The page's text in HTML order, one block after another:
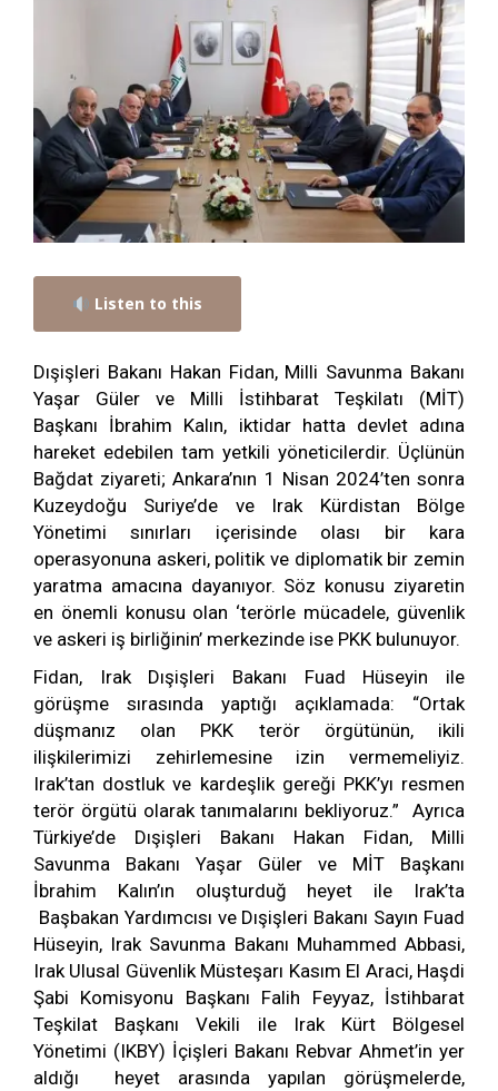
Listen to this
Dışişleri Bakanı Hakan Fidan, Milli Savunma Bakanı
Yaşar Güler ve Milli İstihbarat Teşkilatı (MİT)
Başkanı İbrahim Kalın, iktidar hatta devlet adına
hareket edebilen tam yetkili yöneticilerdir. Üçlünün
Bağdat ziyareti; Ankara’nın 1 Nisan 2024’ten sonra
Kuzeydoğu Suriye’de ve Irak Kürdistan Bölge
Yönetimi sınırları içerisinde olası bir kara
operasyonuna askeri, politik ve diplomatik bir zemin
yaratma amacına dayanıyor. Söz konusu ziyaretin
en önemli konusu olan ‘terörle mücadele, güvenlik
ve askeri iş birliğinin’ merkezinde ise PKK bulunuyor.
Fidan, Irak Dışişleri Bakanı Fuad Hüseyin ile
görüşme sırasında yaptığı açıklamada: “Ortak
düşmanız olan PKK terör örgütünün, ikili
ilişkilerimizi zehirlemesine izin vermemeliyiz.
Irak’tan dostluk ve kardeşlik gereği PKK’yı resmen
terör örgütü olarak tanımalarını bekliyoruz.” Ayrıca
Türkiye’de Dışişleri Bakanı Hakan Fidan, Milli
Savunma Bakanı Yaşar Güler ve MİT Başkanı
İbrahim Kalın’ın oluşturduğ heyet ile Irak’ta
Başbakan Yardımcısı ve Dışişleri Bakanı Sayın Fuad
Hüseyin, Irak Savunma Bakanı Muhammed Abbasi,
Irak Ulusal Güvenlik Müsteşarı Kasım El Araci, Haşdi
Şabi Komisyonu Başkanı Falih Feyyaz, İstihbarat
Teşkilat Başkanı Vekili ile Irak Kürt Bölgesel
Yönetimi (IKBY) İçişleri Bakanı Rebvar Ahmet’in yer
aldığı heyet arasında yapılan görüşmelerde,